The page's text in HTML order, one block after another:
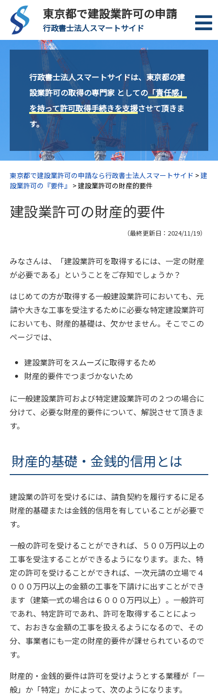
東京都で建設業許可の申請
行政書士法人スマートサイド
行政書士法人スマートサイドは、東京都の建
設業許可の取得の専門家 としての「責任感」
を持って許可取得手続きを支援させて頂きま
す。
東京都で建設業許可の申請なら行政書士法人スマートサイド >建
設業許可の『要件』 >建設業許可の財産的要件
建設業許可の財産的要件
（最終更新日： 2024/11/19）
みなさんは、「建設業許可を取得するには、一定の財産
が必要である」ということをご存知でしょうか？
はじめての方が取得する一般建設業許可においても、元
請や大きな工事を受注するために必要な特定建設業許可
においても、財産的基礎は、欠かせません。そこでこの
ページでは、
建設業許可をスムーズに取得するため
財産的要件でつまづかないため
に一般建設業許可および特定建設業許可の２つの場合に
分けて、必要な財産的要件について、解説させて頂きま
す。
財産的基礎・金銭的信用とは
建設業の許可を受けるには、請負契約を履行するに足る
財産的基礎または金銭的信用を有していることが必要で
す。
一般の許可を受けることができれば、５００万円以上の
工事を受注することができるようになります。また、特
定の許可を受けることができれば、一次元請の立場で４
０００万円以上の金額の工事を下請けに出すことができ
ます（建築一式の場合は６０００万円以上）。一般許可
であれ、特定許可であれ、許可を取得することによっ
て、おおきな金額の工事を扱えるようになるので、その
分、事業者にも一定の財産的要件が課せられているので
す。
財産的・金銭的要件は許可を受けようとする業種が「一
般」か「特定」かによって、次のようになります。